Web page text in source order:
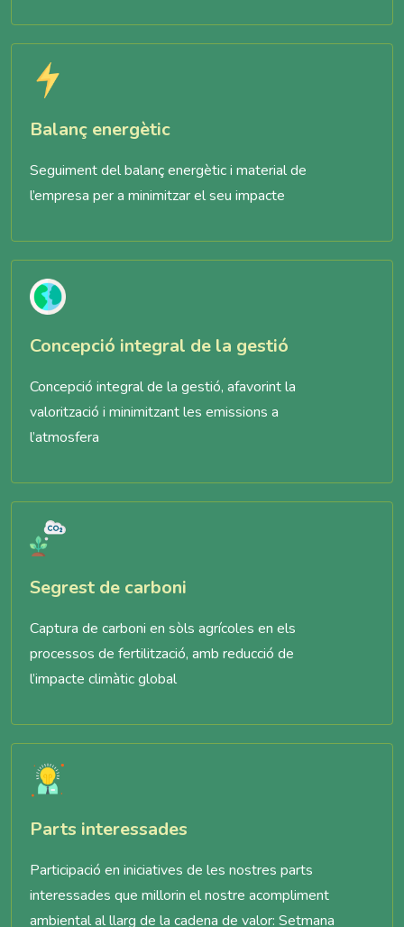
Balanç energètic
Seguiment del balanç energètic i material de
l’empresa per a minimitzar el seu impacte
Concepció integral de la gestió
Concepció integral de la gestió, afavorint la
valorització i minimitzant les emissions a
l’atmosfera
Segrest de carboni
Captura de carboni en sòls agrícoles en els
processos de fertilització, amb reducció de
l’impacte climàtic global
Parts interessades
Participació en iniciatives de les nostres parts
interessades que millorin el nostre acompliment
ambiental al llarg de la cadena de valor: Setmana